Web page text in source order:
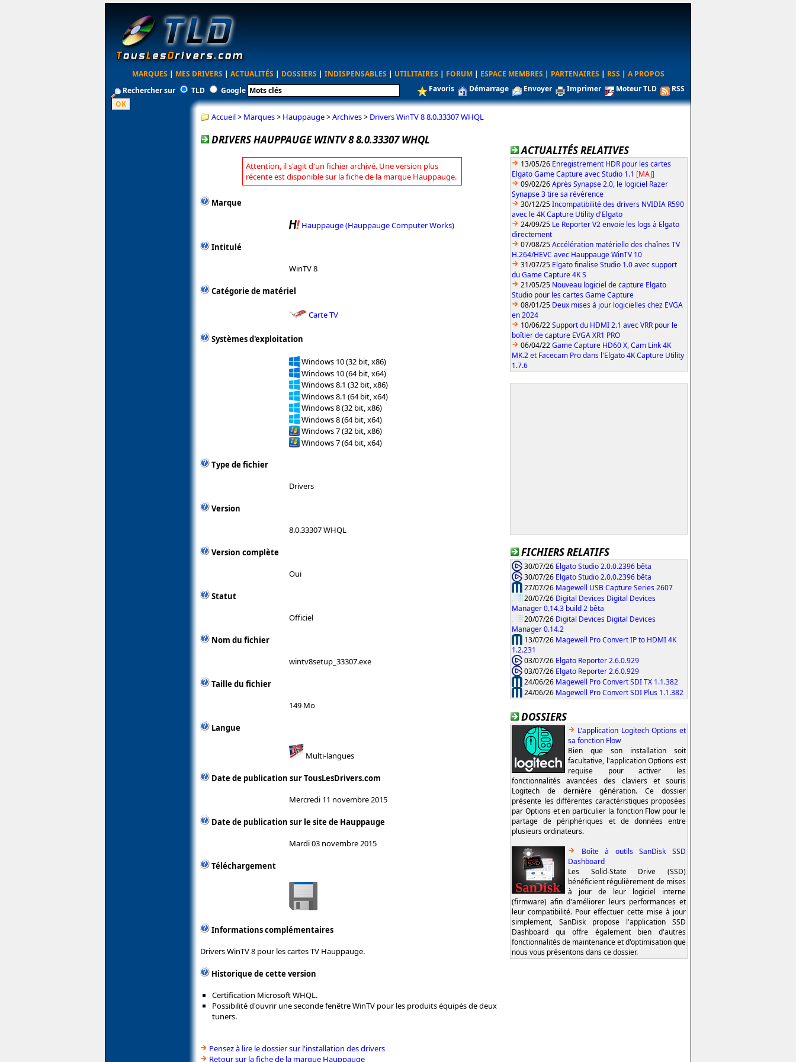
MARQUES | MES DRIVERS | ACTUALITÉS | DOSSIERS | INDISPENSABLES | UTILITAIRES | FORUM | ESPACE MEMBRES | PARTENAIRES | RSS | A PROPOS
Rechercher sur
TLD Google Favoris Démarrage Envoyer Imprimer Moteur TLD RSS
Accueil> Marques> Hauppauge>Archives> Drivers WinTV 8 8.0.33307 WHQL
DRIVERS HAUPPAUGE WINTV 8 8.0.33307 WHQL
Attention, il s'agit d'un fichier archivé. Une version plus
récente est disponible sur la fiche de la marque Hauppauge.
Marque
Hauppauge (Hauppauge Computer Works)
Intitulé
WinTV 8
Catégorie de matériel
Carte TV
Systèmes d'exploitation
Windows 10 (32 bit, x86)
Windows 10 (64 bit, x64)
Windows 8.1 (32 bit, x86)
Windows 8.1 (64 bit, x64)
Windows 8 (32 bit, x86)
Windows 8 (64 bit, x64)
Windows 7 (32 bit, x86)
Windows 7 (64 bit, x64)
Type de fichier
Drivers
Version
8.0.33307 WHQL
Version complète
Oui
Statut
Officiel
Nom du fichier
wintv8setup_33307.exe
Taille du fichier
149 Mo
Langue
Multi-langues
Date de publication sur TousLesDrivers.com
Mercredi 11 novembre 2015
Date de publication sur le site de Hauppauge
Mardi 03 novembre 2015
Téléchargement
Informations complémentaires
Drivers WinTV 8 pour les cartes TV Hauppauge.
Historique de cette version
Certification Microsoft WHQL.
Possibilité d'ouvrir une seconde fenêtre WinTV pour les produits équipés de deux
tuners.
Pensez à lire le dossier sur l'installation des drivers
Retour sur la fiche de la marque Hauppauge
ACTUALITÉS RELATIVES
13/05/26 Enregistrement HDR pour les cartes
Elgato Game Capture avec Studio 1.1 [MAJ]
09/02/26Après Synapse 2.0, le logiciel Razer
Synapse 3 tire sa révérence
30/12/25Incompatibilité des drivers NVIDIA R590
avec le 4K Capture Utility d'Elgato
24/09/25 Le Reporter V2 envoie les logs à Elgato
directement
07/08/25Accélération matérielle des chaînes TV
H.264/HEVC avec Hauppauge WinTV 10
31/07/25 Elgato finalise Studio 1.0 avec support
du Game Capture 4K S
21/05/25 Nouveau logiciel de capture Elgato
Studio pour les cartes Game Capture
08/01/25 Deux mises à jour logicielles chez EVGA
en 2024
10/06/22Support du HDMI 2.1 avec VRR pour le
boîtier de capture EVGA XR1 PRO
06/04/22Game Capture HD60 X, Cam Link 4K
MK.2 et Facecam Pro dans l'Elgato 4K Capture Utility
1.7.6
FICHIERS RELATIFS
30/07/26 Elgato Studio 2.0.0.2396 bêta
30/07/26 Elgato Studio 2.0.0.2396 bêta
27/07/26 Magewell USB Capture Series 2607
20/07/26 Digital Devices Digital Devices
Manager 0.14.3 build 2 bêta
20/07/26 Digital Devices Digital Devices
Manager 0.14.2
13/07/26 Magewell Pro Convert IP to HDMI 4K
1.2.231
03/07/26 Elgato Reporter 2.6.0.929
03/07/26 Elgato Reporter 2.6.0.929
24/06/26 Magewell Pro Convert SDI TX 1.1.382
24/06/26 Magewell Pro Convert SDI Plus 1.1.382
DOSSIERS
L'application Logitech Options et
sa fonction Flow
Bien que son installation soit
facultative, l'application Options est
requise pour activer les
fonctionnalités avancées des claviers et souris
Logitech de dernière génération. Ce dossier
présente les différentes caractéristiques proposées
par Options et en particulier la fonction Flow pour le
partage de périphériques et de données entre
plusieurs ordinateurs.
Boîte à outils SanDisk SSD
Dashboard
Les Solid-State Drive (SSD)
bénéficient régulièrement de mises
à jour de leur logiciel interne
(firmware) afin d'améliorer leurs performances et
leur compatibilité. Pour effectuer cette mise à jour
simplement, SanDisk propose l'application SSD
Dashboard qui offre également bien d'autres
fonctionnalités de maintenance et d'optimisation que
nous vous présentons dans ce dossier.